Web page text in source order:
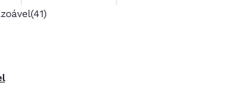
India
English
Razoável. 41 avaliações
(41)